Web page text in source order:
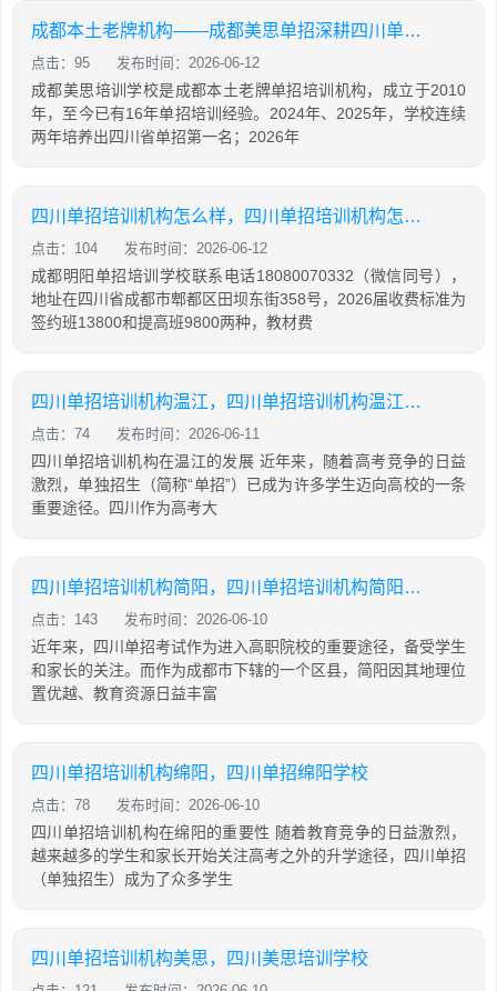
成都本土老牌机构——成都美思单招深耕四川单招16年，助力学生录取公办院校！
点击：95 发布时间：2026-06-12
成都美思培训学校是成都本土老牌单招培训机构，成立于2010
年，至今已有16年单招培训经验。2024年、2025年，学校连续
两年培养出四川省单招第一名；2026年
四川单招培训机构怎么样，四川单招培训机构怎么样知乎
点击：104 发布时间：2026-06-12
成都明阳单招培训学校联系电话18080070332（微信同号），
地址在四川省成都市郫都区田坝东街358号，2026届收费标准为
签约班13800和提高班9800两种，教材费
四川单招培训机构温江，四川单招培训机构温江有哪些
点击：74 发布时间：2026-06-11
四川单招培训机构在温江的发展 近年来，随着高考竞争的日益
激烈，单独招生（简称“单招”）已成为许多学生迈向高校的一条
重要途径。四川作为高考大
四川单招培训机构简阳，四川单招培训机构简阳地址
点击：143 发布时间：2026-06-10
近年来，四川单招考试作为进入高职院校的重要途径，备受学生
和家长的关注。而作为成都市下辖的一个区县，简阳因其地理位
置优越、教育资源日益丰富
四川单招培训机构绵阳，四川单招绵阳学校
点击：78 发布时间：2026-06-10
四川单招培训机构在绵阳的重要性 随着教育竞争的日益激烈，
越来越多的学生和家长开始关注高考之外的升学途径，四川单招
（单独招生）成为了众多学生
四川单招培训机构美思，四川美思培训学校